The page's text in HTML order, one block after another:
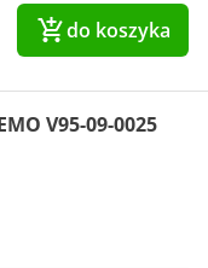
do koszyka
V95-09-0025